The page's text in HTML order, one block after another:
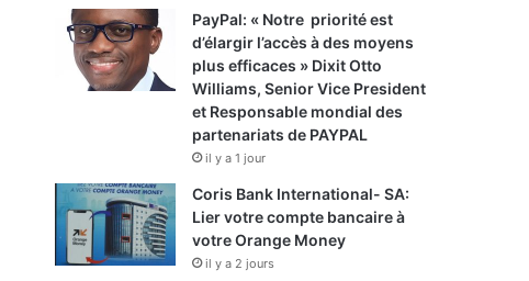
PayPal: « Notre priorité est
d’élargir l’accès à des moyens
plus efficaces » Dixit Otto
Williams, Senior Vice President
et Responsable mondial des
partenariats de PAYPAL
il y a 1 jour
Coris Bank International- SA:
Lier votre compte bancaire à
votre Orange Money
il y a 2 jours